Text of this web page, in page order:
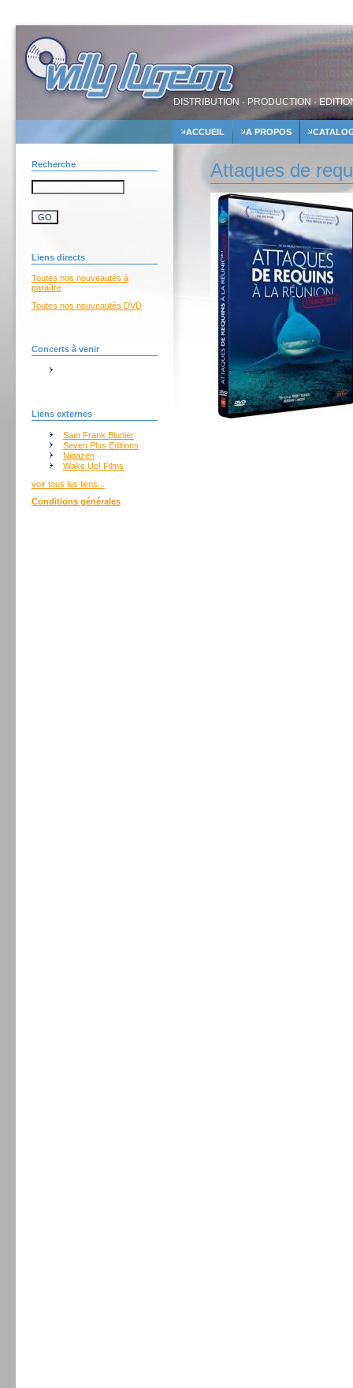
DISTRIBUTION · PRODUCTION ·
ACCUEIL A PROPOS
Recherche
Liens directs
Toutes nos nouveautés à
paraître
Toutes nos nouveautés DVD
Concerts à venir
Liens externes
Sam Frank Blunier
Seven Plus Editions
Nipazen
Wake Up! Films
voir tous les liens...
Conditions générales
Attaques de